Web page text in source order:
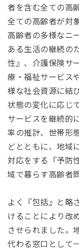
者を含む全ての高
全ての高齢者が対
高齢者の多様なニ
ある生活の継続の
性』、介護保険サ
療・福祉サービス
様な社会資源に結
状態の変化に応じ
サービスを継続的
率の推計、世帯形
どとともに、地域
対応をする『予防
域で暮らす高齢者
よく『包括』と略
けることにより改
させられました。
代わる窓口として